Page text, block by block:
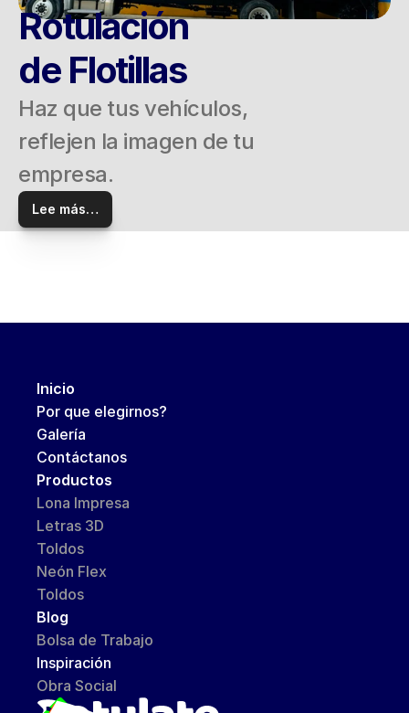
Rotulación
de Flotillas
Haz que tus vehículos,
reflejen la imagen de tu
empresa.
Lee más…
Inicio
Por que elegirnos?
Galería
Contáctanos
Productos
Lona Impresa
Letras 3D
Toldos
Neón Flex
Toldos
Blog
Bolsa de Trabajo
Inspiración
Obra Social